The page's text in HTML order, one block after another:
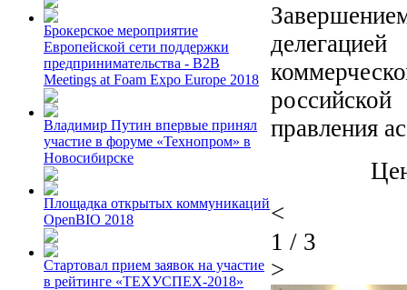
Брокерское мероприятие
Европейской сети поддержки
предпринимательства - B2B
Meetings at Foam Expo Europe 2018
Владимир Путин впервые принял
участие в форуме «Технопром» в
Новосибирске
Площадка открытых коммуникаций
OpenBIO 2018
Стартовал прием заявок на участие
в рейтинге «ТЕХУСПЕХ-2018»
правления
<
1 / 3
>